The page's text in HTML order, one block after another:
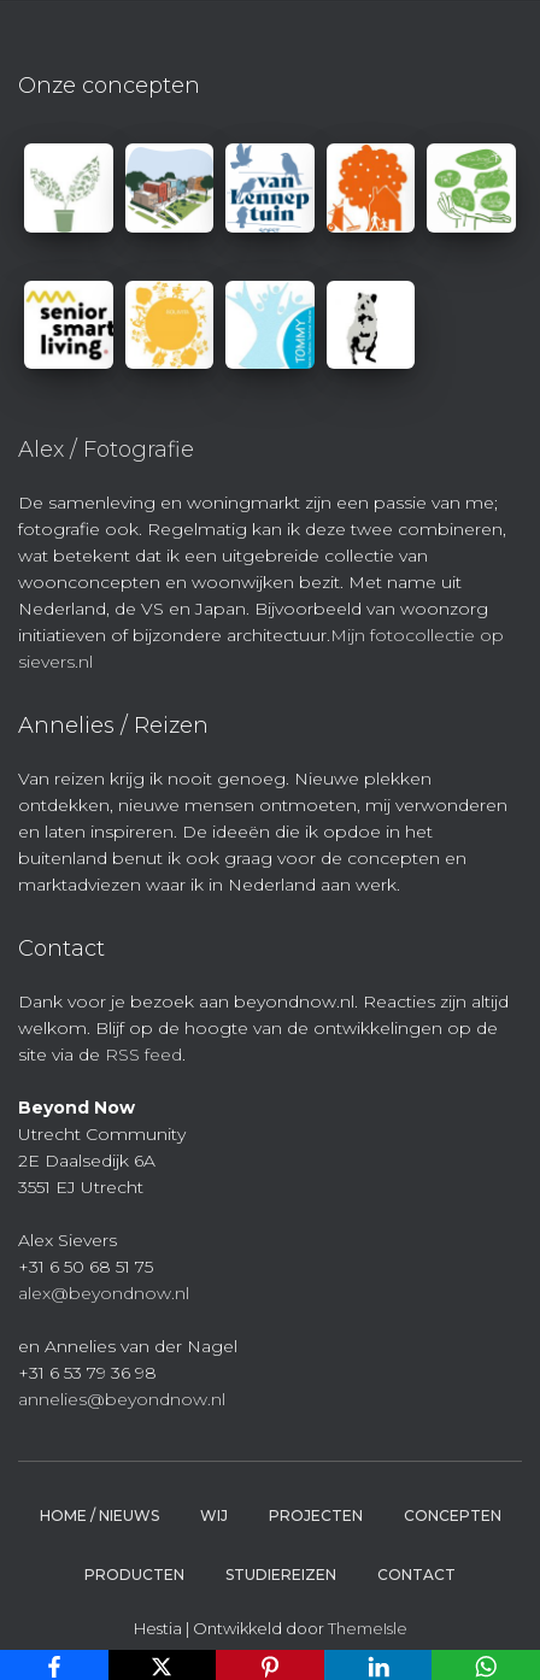
Onze concepten
Alex / Fotografie
De samenleving en woningmarkt zijn een passie van me;
fotografie ook. Regelmatig kan ik deze twee combineren,
wat betekent dat ik een uitgebreide collectie van
woonconcepten en woonwijken bezit. Met name uit
Nederland, de VS en Japan. Bijvoorbeeld van woonzorg
initiatieven of bijzondere architectuur.Mijn fotocollectie op
sievers.nl
Annelies / Reizen
Van reizen krijg ik nooit genoeg. Nieuwe plekken
ontdekken, nieuwe mensen ontmoeten, mij verwonderen
en laten inspireren. De ideeën die ik opdoe in het
buitenland benut ik ook graag voor de concepten en
marktadviezen waar ik in Nederland aan werk.
Contact
Dank voor je bezoek aan beyondnow.nl. Reacties zijn altijd
welkom. Blijf op de hoogte van de ontwikkelingen op de
site via de RSS feed.
Beyond Now
Utrecht Community
2E Daalsedijk 6A
3551 EJ Utrecht
Alex Sievers
+31 6 50 68 51 75
alex@beyondnow.nl
en Annelies van der Nagel
+31 6 53 79 36 98
annelies@beyondnow.nl
HOME / NIEUWS WIJ PROJECTEN CONCEPTEN
PRODUCTEN STUDIEREIZEN CONTACT
Hestia | Ontwikkeld doorThemeIsle